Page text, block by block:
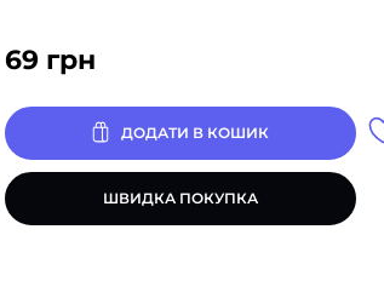
69 грн
ДОДАТИ В КОШИК
ШВИДКА ПОКУПКА